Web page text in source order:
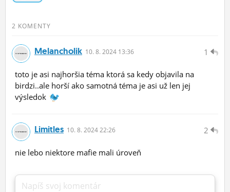
2 KOMENTY
1
Melancholik 10. 8. 2024 13:36
toto je asi najhoršia téma ktorá sa kedy objavila na
birdzi..ale horší ako samotná téma je asi už len jej
výsledok
2
Limitles 10. 8. 2024 22:26
nie lebo niektore mafie mali úroveň
Napíš svoj komentár